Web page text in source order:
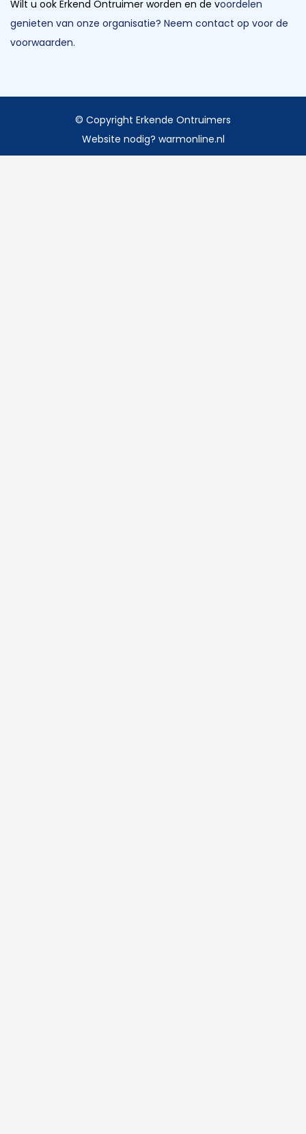
Wilt u ook Erkend Ontruimer worden en de voordelen
genieten van onze organisatie? Neem contact op voor de
voorwaarden.
© Copyright Erkende Ontruimers
Website nodig? warmonline.nl